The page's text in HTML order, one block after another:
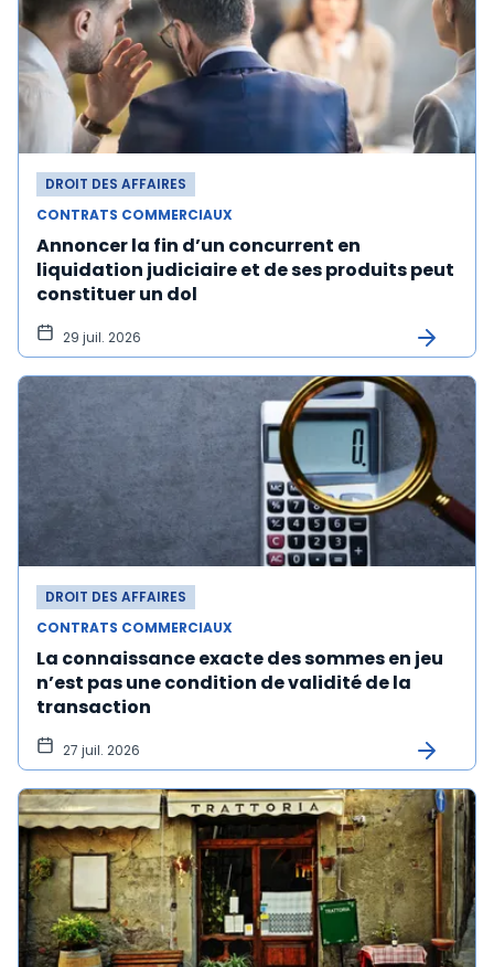
DROIT DES AFFAIRES
CONTRATS COMMERCIAUX
Annoncer la fin d’un concurrent en
liquidation judiciaire et de ses produits peut
constituer un dol
29 juil. 2026
DROIT DES AFFAIRES
CONTRATS COMMERCIAUX
La connaissance exacte des sommes en jeu
n’est pas une condition de validité de la
transaction
27 juil. 2026